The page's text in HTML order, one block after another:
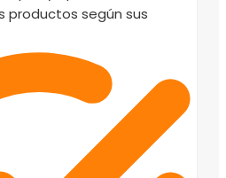
productos según sus